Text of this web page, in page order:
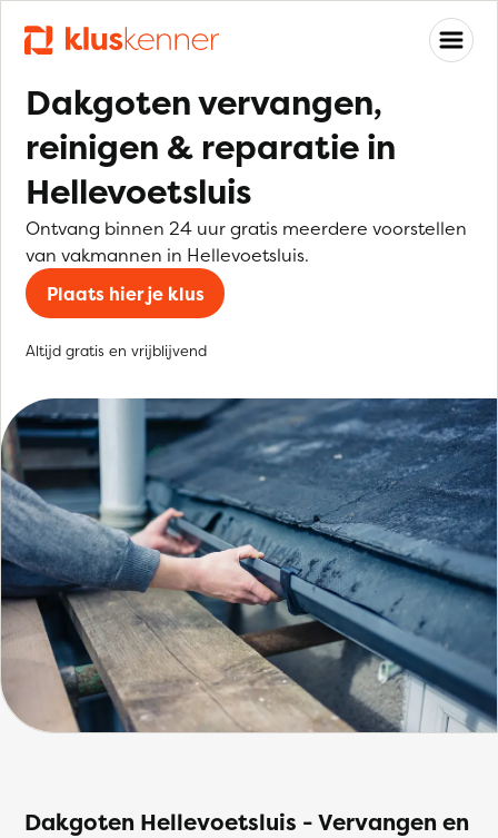
Dakgoten vervangen,
reinigen & reparatie in
Hellevoetsluis
Ontvang binnen 24 uur gratis meerdere voorstellen
van vakmannen in Hellevoetsluis.
Plaats hier je klus
Altijd gratis en vrijblijvend
Dakgoten Hellevoetsluis - Vervangen en